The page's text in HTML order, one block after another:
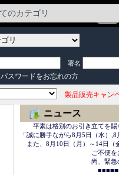
署名
パスワードをお忘れの方
製品販売キャン
ニュース
平素は格別のお引き立てを賜
「誠に勝手ながら8月5日（水）
また、8月10日（月）～14日（
ご不便をおかけ致しま
尚、緊急の場合は
■■■■■■＜＜     応援